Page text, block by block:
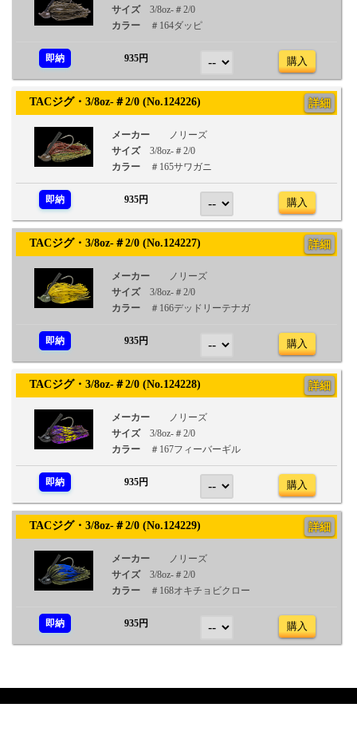
サイズ
3/8oz-＃2/0
カラー
＃164ダッピ
即納 935円 購入
TACジグ・3/8oz-＃2/0 (No.124226) 詳細
メーカー
ノリーズ
サイズ
3/8oz-＃2/0
カラー
＃165サワガニ
即納 935円 購入
TACジグ・3/8oz-＃2/0 (No.124227) 詳細
メーカー
ノリーズ
サイズ
3/8oz-＃2/0
カラー
＃166デッドリーテナガ
即納 935円 購入
TACジグ・3/8oz-＃2/0 (No.124228) 詳細
メーカー
ノリーズ
サイズ
3/8oz-＃2/0
カラー
＃167フィーバーギル
即納 935円 購入
TACジグ・3/8oz-＃2/0 (No.124229) 詳細
メーカー
ノリーズ
サイズ
3/8oz-＃2/0
カラー
＃168オキチョビクロー
即納 935円 購入